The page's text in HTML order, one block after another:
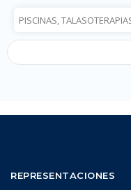
REPRESENTACIONES